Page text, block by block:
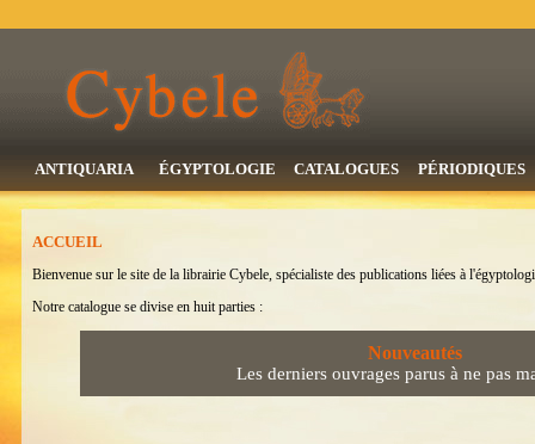
ANTIQUARIA ÉGYPTOLOGIE CATALOGUES PÉRIODIQUES
ACCUEIL
Bienvenue sur le site de la librairie Cybele, spécialiste des publications liées à
Notre catalogue se divise en huit parties :
Nouveautés
Les derniers ouvrages parus à ne pas